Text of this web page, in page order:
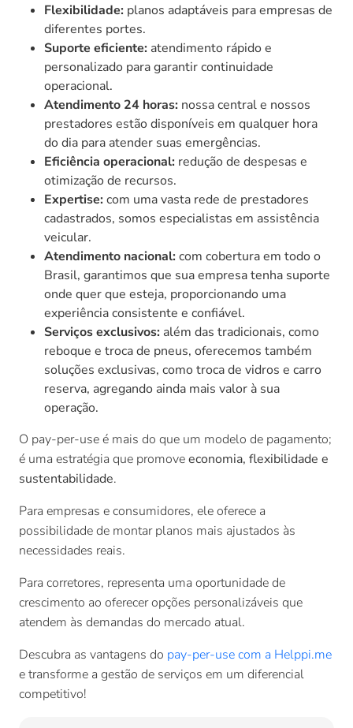
Flexibilidade: planos adaptáveis para empresas de
diferentes portes.
Suporte eficiente: atendimento rápido e
personalizado para garantir continuidade
operacional.
Atendimento 24 horas: nossa central e nossos
prestadores estão disponíveis em qualquer hora
do dia para atender suas emergências.
Eficiência operacional: redução de despesas e
otimização de recursos.
Expertise: com uma vasta rede de prestadores
cadastrados, somos especialistas em assistência
veicular.
Atendimento nacional: com cobertura em todo o
Brasil, garantimos que sua empresa tenha suporte
onde quer que esteja, proporcionando uma
experiência consistente e confiável.
Serviços exclusivos: além das tradicionais, como
reboque e troca de pneus, oferecemos também
soluções exclusivas, como troca de vidros e carro
reserva, agregando ainda mais valor à sua
operação.
O pay-per-use é mais do que um modelo de pagamento;
é uma estratégia que promoveeconomia, flexibilidade e
sustentabilidade.
Para empresas e consumidores, ele oferece a
possibilidade de montar planos mais ajustados às
necessidades reais.
Para corretores, representa uma oportunidade de
crescimento ao oferecer opções personalizáveis que
atendem às demandas do mercado atual.
Descubra as vantagens do pay-per-use com a Helppi.me
e transforme a gestão de serviços em um diferencial
competitivo!